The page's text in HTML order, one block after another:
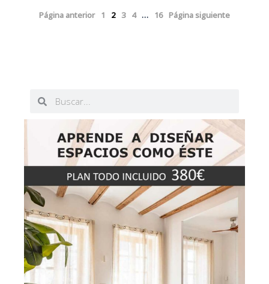
Página anterior 1 2 3 4 … 16 Página siguiente